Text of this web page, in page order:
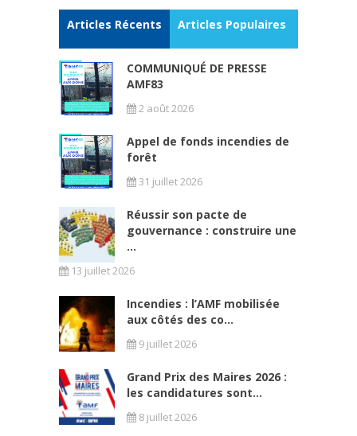
Articles Récents Articles Populaires
COMMUNIQUÉ DE PRESSE
AMF83
2 août 2026
Appel de fonds incendies de
forêt
31 juillet 2026
Réussir son pacte de
gouvernance : construire une
...
13 juillet 2026
Incendies : l’AMF mobilisée
aux côtés des co...
9 juillet 2026
Grand Prix des Maires 2026 :
les candidatures sont...
8 juillet 2026